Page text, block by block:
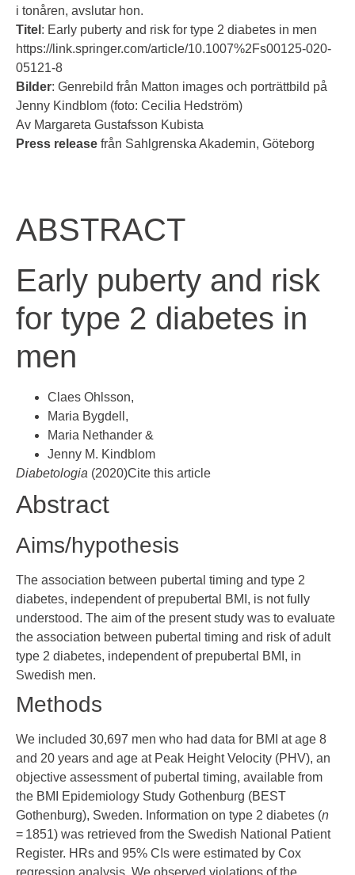
i tonåren, avslutar hon.
Titel : Early puberty and risk for type 2 diabetes in men
https://link.springer.com/article/10.1007%2Fs00125-020-
05121-8
Bilder: Genrebild från Matton images och porträttbild på
Jenny Kindblom (foto: Cecilia Hedström)
Av Margareta Gustafsson Kubista
Press release från Sahlgrenska Akademin, Göteborg
ABSTRACT
Early puberty and risk
for type 2 diabetes in
men
Claes Ohlsson,
Maria Bygdell ,
Maria Nethander &
Jenny M. Kindblom
Diabetologia (2020)Cite this article
Abstract
Aims/hypothesis
The association between pubertal timing and type 2
diabetes, independent of prepubertal BMI, is not fully
understood. The aim of the present study was to evaluate
the association between pubertal timing and risk of adult
type 2 diabetes, independent of prepubertal BMI, in
Swedish men.
Methods
We included 30,697 men who had data for BMI at age 8
and 20 years and age at Peak Height Velocity (PHV), an
objective assessment of pubertal timing, available from
the BMI Epidemiology Study Gothenburg (BEST
Gothenburg), Sweden. Information on type 2 diabetes (n
= 1851) was retrieved from the Swedish National Patient
Register. HRs and 95% CIs were estimated by Cox
regression analysis. We observed violations of the